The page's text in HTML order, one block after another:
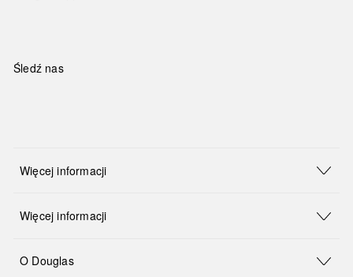
Śledź nas
Więcej informacji
Więcej informacji
O Douglas